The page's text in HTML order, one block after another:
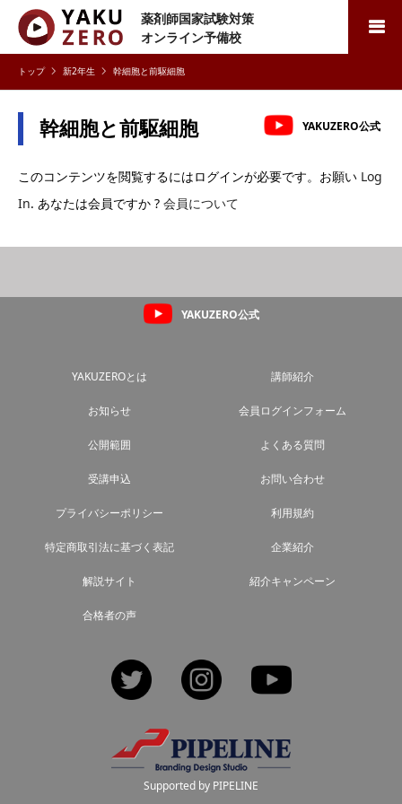
薬剤師国家試験対策
オンライン予備校
検索
新2年生 幹細胞と前駆細胞
幹細胞と前駆細胞 YAKUZERO公式
このコンテンツを閲覧するにはログインが必要です。お願い Log
In. あなたは会員ですか ? 会員について
YAKUZERO公式
YAKUZEROとは 講師紹介
お知らせ 会員ログインフォーム
公開範囲 よくある質問
受講申込 お問い合わせ
プライバシーポリシー 利用規約
特定商取引法に基づく表記 企業紹介
解説サイト 紹介キャンペーン
合格者の声
Twitter Instagram
Supported by PIPELINE